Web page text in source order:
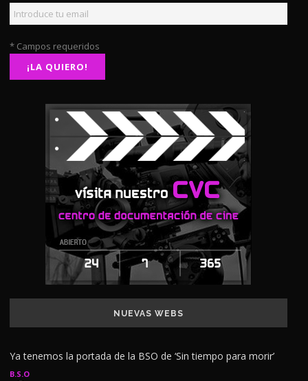
* Campos requeridos
NUEVAS WEBS
Ya tenemos la portada de la BSO de ‘Sin tiempo para morir’
B.S.O